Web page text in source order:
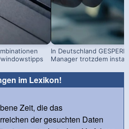
In Deutschland
Manager trotzdem
im Lexikon!
Zeit, die das
der gesuchten Daten